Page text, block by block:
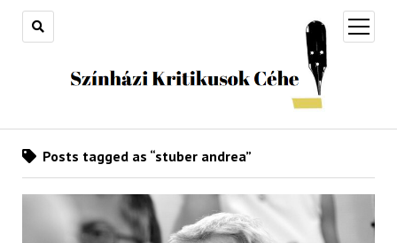
open
menu
Posts tagged as “stuber andrea”